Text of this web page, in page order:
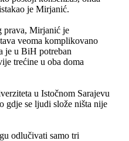
je Mirjanić.
prava, Mirjanić je
veoma komplikovano
je u BiH potreban
trećine u oba doma
u Istočnom Sarajevu
gdje se ljudi slože ništa nije
odlučivati samo tri